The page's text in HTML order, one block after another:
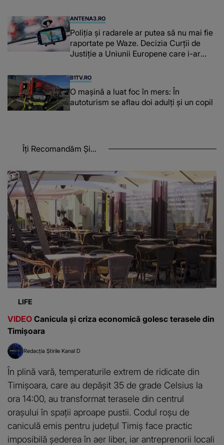
ANTENA3.RO
Poliţia şi radarele ar putea să nu mai fie
raportate pe Waze. Decizia Curţii de
Justiție a Uniunii Europene care i-ar
B1TV.RO
O maşină a luat foc în mers: În
autoturism se aflau doi adulți și un copil
Îți Recomandăm Și...
LIFE
VIDEO Canicula și criza economică golesc terasele din
Timișoara
Redacția Știrile Kanal D
În plină vară, temperaturile extrem de ridicate din
Timișoara, care au depășit 35 de grade Celsius la
ora 14:00, au transformat terasele din centrul
orașului în spații aproape pustii. Codul roșu de
caniculă emis pentru județul Timiș face practic
imposibilă șederea în aer liber, iar antreprenorii locali